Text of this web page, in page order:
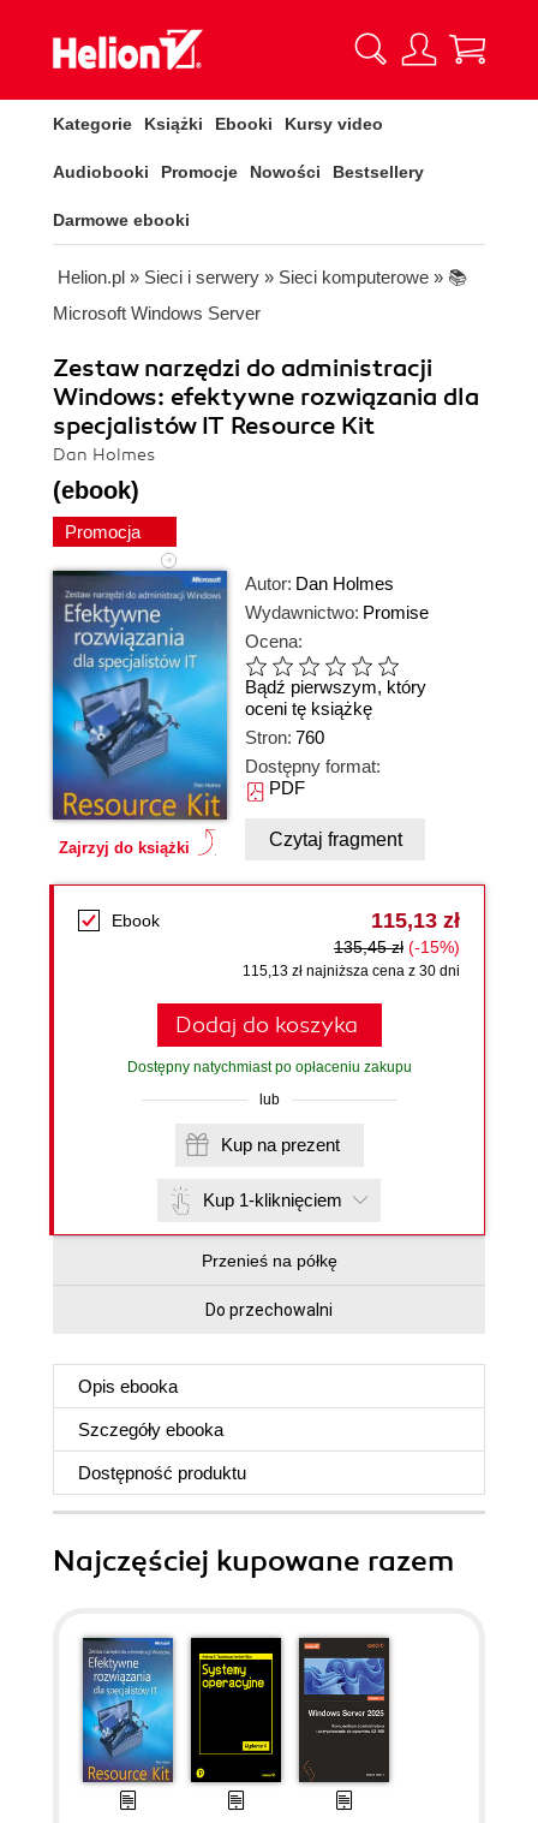
Kategorie Książki Ebooki Kursy video
Audiobooki Promocje Nowości Bestsellery
Darmowe ebooki
Helion.pl » Sieci i serwery » Sieci komputerowe » 📚
Microsoft Windows Server
Zestaw narzędzi do administracji
Windows: efektywne rozwiązania dla
specjalistów IT Resource Kit
Dan Holmes
(ebook)
Promocja
Zajrzyj do książki
Autor: Dan Holmes
Wydawnictwo: Promise
Ocena:
Bądź pierwszym, który
oceni tę książkę
Stron: 760
Dostępny format:
PDF
Czytaj fragment
Ebook 115,13 zł
135,45 zł (-15%)
115,13 zł najniższa cena z 30 dni
Dodaj do koszyka
Dostępny natychmiast po opłaceniu zakupu
lub
Kup na prezent
Kup 1-kliknięciem
Przenieś na półkę
Do przechowalni
Opis ebooka
Szczegóły ebooka
Dostępność produktu
Najczęściej kupowane razem